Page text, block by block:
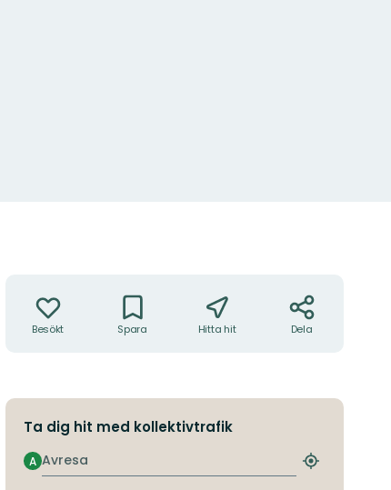
Besökt Spara Hitta hit Dela
Ta dig hit med kollektivtrafik
Avresa
A
Hitta